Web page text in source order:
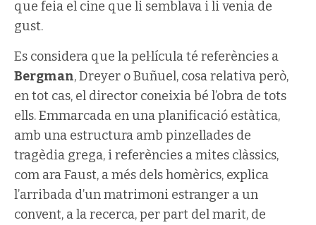
que feia el cine que li semblava i li venia de
gust.
Es considera que la pel·lícula té referències a
Bergman, Dreyer o Buñuel, cosa relativa però,
en tot cas, el director coneixia bé l’obra de tots
ells. Emmarcada en una planificació estàtica,
amb una estructura amb pinzellades de
tragèdia grega, i referències a mites clàssics,
com ara Faust, a més dels homèrics, explica
l’arribada d’un matrimoni estranger a un
convent, a la recerca, per part del marit, de